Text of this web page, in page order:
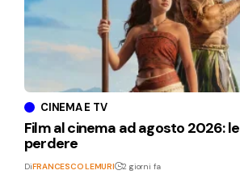
CINEMA E TV
Film al cinema ad agosto 2026:
perdere
DiFRANCESCO LEMURI 2 giorni fa